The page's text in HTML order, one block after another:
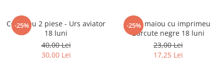
-25%
Compleu 2 piese - Urs aviator
18 luni
40,00 Lei
30,00 Lei
-25%
Body maiou cu imprimeu
Barcute negre 18 luni
23,00 Lei
17,25 Lei